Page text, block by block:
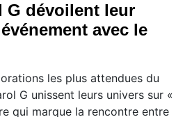
G dévoilent leur
avec le
les plus attendues du
G unissent leurs univers sur «
qui marque la rencontre entre